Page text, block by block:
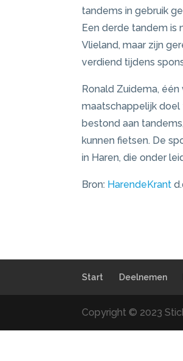
tandems in gebruik
Een derde tandem is
Vlieland, maar zijn
verdiend tijdens
Ronald Zuidema,
maatschappelijk doel
bestond aan
kunnen fietsen. De
in Haren, die onder
Bron: HarendeKrant
Start Deelnemen
Copyright © 2023